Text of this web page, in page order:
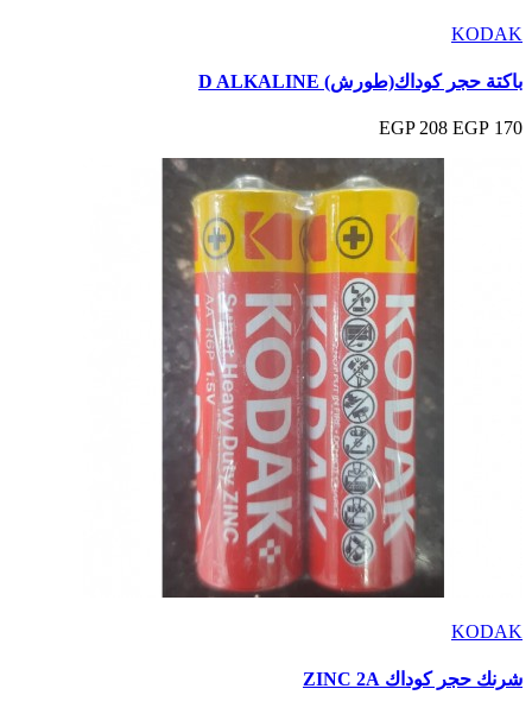
KODAK
باكتة حجر كوداك(طورش) D ALKALINE
170 EGP
208 EGP
KODAK
شرنك حجر كوداك ZINC 2A